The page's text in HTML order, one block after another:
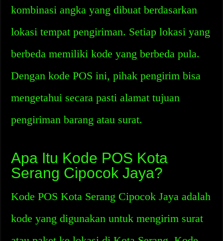
kombinasi angka yang dibuat berdasarkan
lokasi tempat pengiriman. Setiap lokasi yang
berbeda memiliki kode yang berbeda pula.
Dengan kode POS ini, pihak pengirim bisa
mengetahui secara pasti alamat tujuan
pengiriman barang atau surat.
Apa Itu Kode POS Kota
Serang Cipocok Jaya?
Kode POS Kota Serang Cipocok Jaya adalah
kode yang digunakan untuk mengirim surat